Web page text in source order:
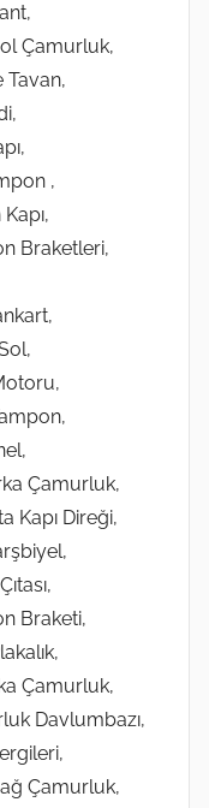
Çamurluk,
Tavan,
,
Braketleri,
Çamurluk,
Kapı Direği,
Braketi,
Çamurluk,
Davlumbazı,
Çamurluk,